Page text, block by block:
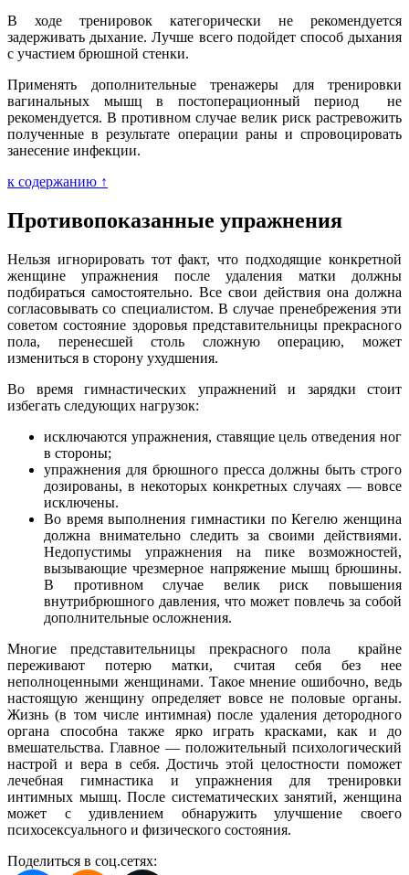
В ходе тренировок категорически не рекомендуется
задерживать дыхание. Лучше всего подойдет способ дыхания
с участием брюшной стенки.
Применять дополнительные тренажеры для тренировки
вагинальных мышц в постоперационный период не
рекомендуется. В противном случае велик риск растревожить
полученные в результате операции раны и спровоцировать
занесение инфекции.
к содержанию ↑
Противопоказанные упражнения
Нельзя игнорировать тот факт, что подходящие конкретной
женщине упражнения после удаления матки должны
подбираться самостоятельно. Все свои действия она должна
согласовывать со специалистом. В случае пренебрежения эти
советом состояние здоровья представительницы прекрасного
пола, перенесшей столь сложную операцию, может
измениться в сторону ухудшения.
Во время гимнастических упражнений и зарядки стоит
избегать следующих нагрузок:
исключаются упражнения, ставящие цель отведения ног
в стороны;
упражнения для брюшного пресса должны быть строго
дозированы, в некоторых конкретных случаях — вовсе
исключены.
Во время выполнения гимнастики по Кегелю женщина
должна внимательно следить за своими действиями.
Недопустимы упражнения на пике возможностей,
вызывающие чрезмерное напряжение мышц брюшины.
В противном случае велик риск повышения
внутрибрюшного давления, что может повлечь за собой
дополнительные осложнения.
Многие представительницы прекрасного пола крайне
переживают потерю матки, считая себя без нее
неполноценными женщинами. Такое мнение ошибочно, ведь
настоящую женщину определяет вовсе не половые органы.
Жизнь (в том числе интимная) после удаления детородного
органа способна также ярко играть красками, как и до
вмешательства. Главное — положительный психологический
настрой и вера в себя. Достичь этой целостности поможет
лечебная гимнастика и упражнения для тренировки
интимных мышц. После систематических занятий, женщина
может с удивлением обнаружить улучшение своего
психосексуального и физического состояния.
Поделиться в соц.сетях: